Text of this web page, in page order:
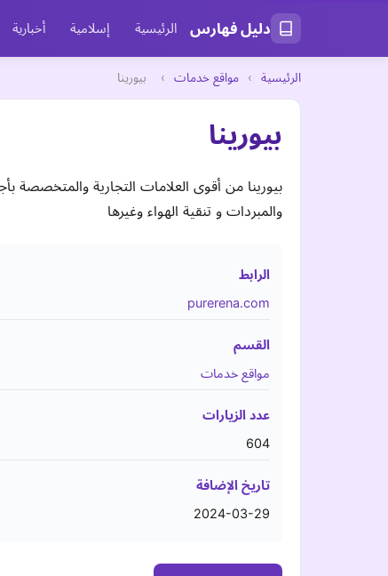
دليل فهارس الرئيسية إسلامية أخبارية
الرئيسية › مواقع خدمات › بيورينا
بيورينا
بيورينا من أقوى العلامات التجارية والمتخصصة
والمبردات و تنقية الهواء وغيرها
الرابط
purerena.com
القسم
مواقع خدمات
عدد الزيارات
604
تاريخ الإضافة
2024-03-29